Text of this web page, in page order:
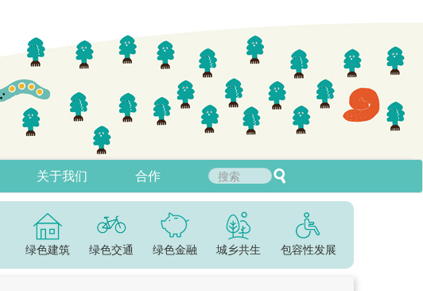
关于我们 合作
绿色建筑 绿色交通 绿色金融 城乡共生 包容性发展